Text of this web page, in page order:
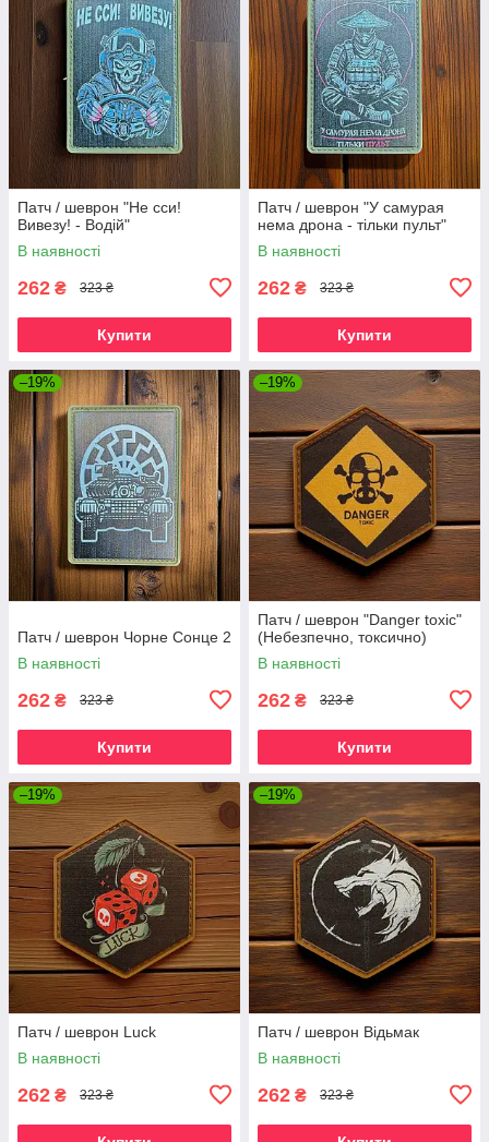
Патч / шеврон "Не сси!
Вивезу! - Водій"
В наявності
262 ₴ 323 ₴
Купити
Патч / шеврон "У самурая
нема дрона - тільки пульт"
В наявності
262 ₴ 323 ₴
Купити
–19%
Патч / шеврон Чорне Сонце 2
В наявності
262 ₴ 323 ₴
Купити
–19%
Патч / шеврон "Danger toxic"
(Небезпечно, токсично)
В наявності
262 ₴ 323 ₴
Купити
–19%
Патч / шеврон Luck
В наявності
262 ₴ 323 ₴
–19%
Патч / шеврон Відьмак
В наявності
262 ₴ 323 ₴